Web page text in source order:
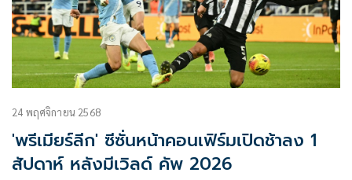
24 พฤศจิกายน 2568
'พรีเมียร์ลีก' ซีซั่นหน้าคอนเฟิร์มเปิดช้าลง 1
สัปดาห์ หลังมีเวิลด์ คัพ 2026